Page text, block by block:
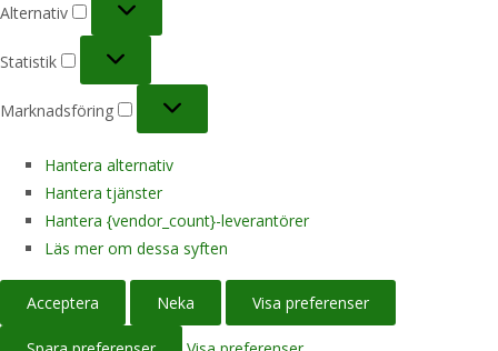
Alternativ
Statistik
Marknadsföring
Hantera alternativ
Hantera tjänster
Hantera {vendor_count}-leverantörer
Läs mer om dessa syften
Acceptera Neka Visa preferenser